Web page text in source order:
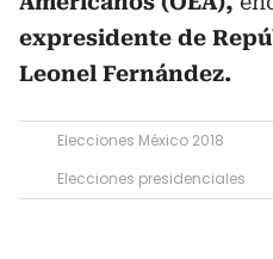
expresidente de
Leonel Fernández.
Elecciones México 2018
Elecciones presidenciales